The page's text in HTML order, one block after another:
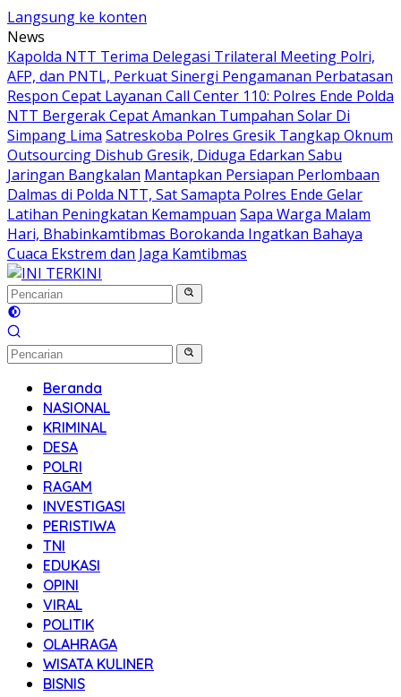
Langsung ke konten
News
Kapolda NTT Terima Delegasi Trilateral Meeting Polri,
AFP, dan PNTL, Perkuat Sinergi Pengamanan Perbatasan
Respon Cepat Layanan Call Center 110: Polres Ende Polda
NTT Bergerak Cepat Amankan Tumpahan Solar Di
Simpang Lima Satreskoba Polres Gresik Tangkap Oknum
Outsourcing Dishub Gresik, Diduga Edarkan Sabu
Jaringan Bangkalan Mantapkan Persiapan Perlombaan
Dalmas di Polda NTT, Sat Samapta Polres Ende Gelar
Latihan Peningkatan Kemampuan Sapa Warga Malam
Hari, Bhabinkamtibmas Borokanda Ingatkan Bahaya
Cuaca Ekstrem dan Jaga Kamtibmas
Beranda
NASIONAL
KRIMINAL
DESA
POLRI
RAGAM
INVESTIGASI
PERISTIWA
TNI
EDUKASI
OPINI
VIRAL
POLITIK
OLAHRAGA
WISATA KULINER
BISNIS